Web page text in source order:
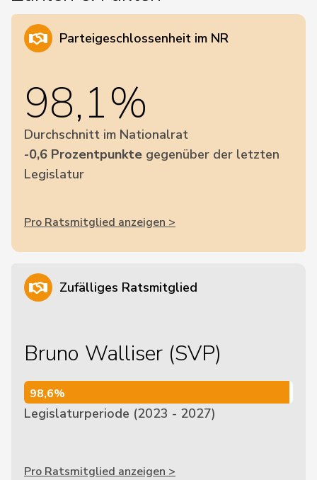
Parteigeschlossenheit im NR
98,1%
Durchschnitt im Nationalrat
-0,6 Prozentpunkte gegenüber der letzten
Legislatur
Pro Ratsmitglied anzeigen >
Zufälliges Ratsmitglied
Bruno Walliser (SVP)
98,6%
98,6%
Legislaturperiode (2023 - 2027)
Pro Ratsmitglied anzeigen >